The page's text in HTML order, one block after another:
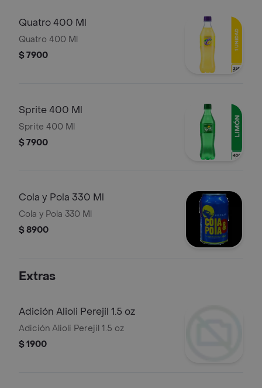
Quatro 400 Ml
Quatro 400 Ml
$ 7900
Sprite 400 Ml
Sprite 400 Ml
$ 7900
Cola y Pola 330 Ml
Cola y Pola 330 Ml
$ 8900
Extras
Adición Alioli Perejil 1.5 oz
Adición Alioli Perejil 1.5 oz
$ 1900